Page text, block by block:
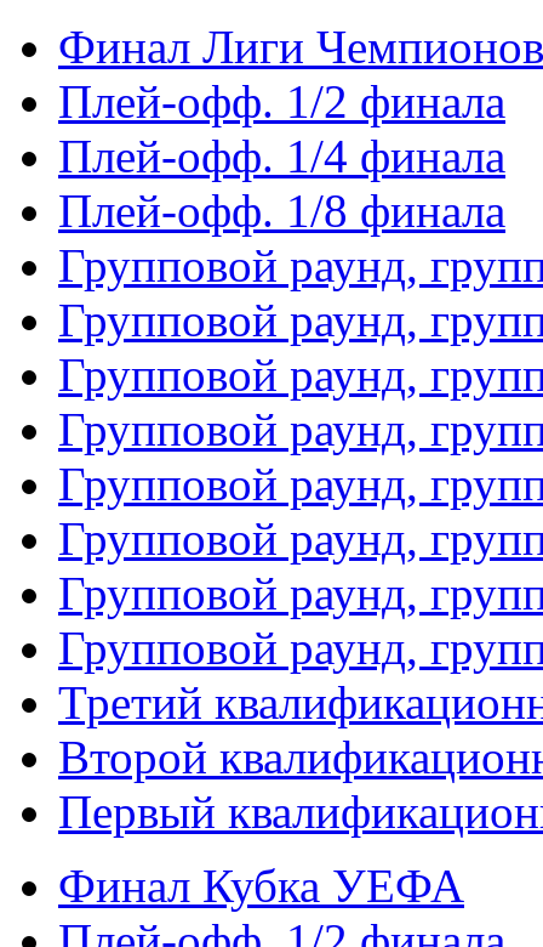
Финал Лиги Чемпионов
Плей-офф. 1/2 финала
Плей-офф. 1/4 финала
Плей-офф. 1/8 финала
Групповой раунд,
Групповой раунд,
Групповой раунд,
Групповой раунд,
Групповой раунд,
Групповой раунд,
Групповой раунд,
Групповой раунд,
Третий
Второй
Первый
Финал Кубка УЕФА